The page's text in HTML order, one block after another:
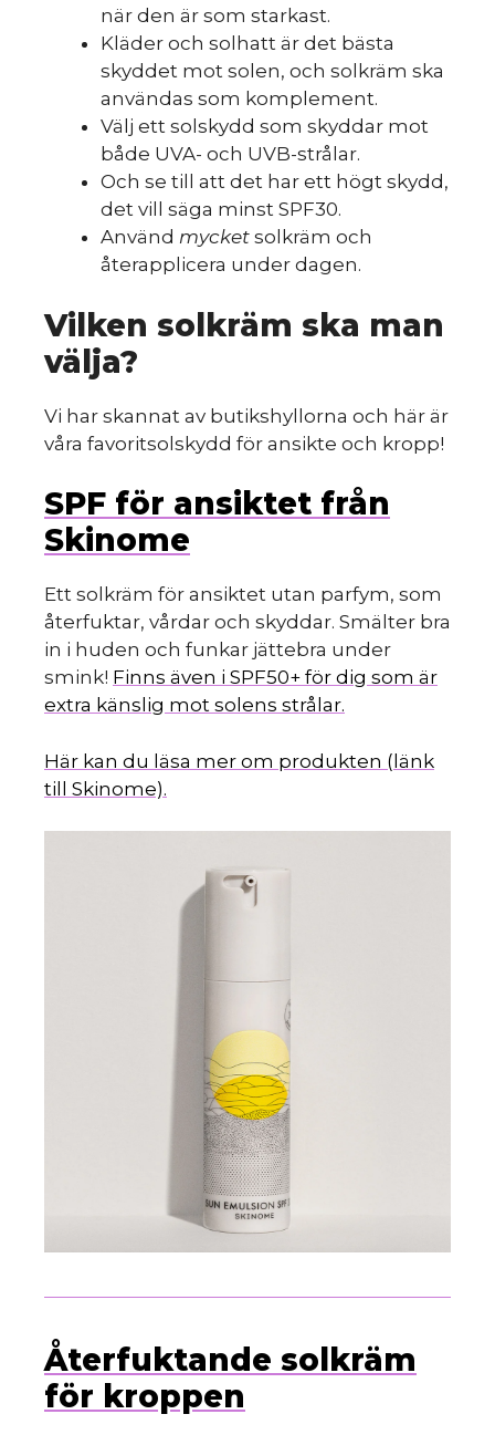
när den är som starkast.
Kläder och solhatt är det bästa
skyddet mot solen, och solkräm ska
användas som komplement.
Välj ett solskydd som skyddar mot
både UVA- och UVB-strålar.
Och se till att det har ett högt skydd,
det vill säga minst SPF30.
Använd mycket solkräm och
återapplicera under dagen.
Vilken solkräm ska man
välja?
Vi har skannat av butikshyllorna och här är
våra favoritsolskydd för ansikte och kropp!
SPF för ansiktet från
Skinome
Ett solkräm för ansiktet utan parfym, som
återfuktar, vårdar och skyddar. Smälter bra
in i huden och funkar jättebra under
smink! Finns även i SPF50+ för dig som är
extra känslig mot solens strålar.
Här kan du läsa mer om produkten (länk
till Skinome).
Återfuktande solkräm
för kroppen